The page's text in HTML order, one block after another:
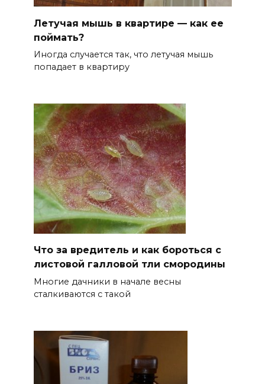
Летучая мышь в квартире — как ее
поймать?
Иногда случается так, что летучая мышь
попадает в квартиру
Что за вредитель и как бороться с
листовой галловой тли смородины
Многие дачники в начале весны
сталкиваются с такой